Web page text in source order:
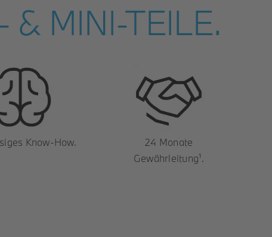
& MINI-TEILE.
Know-How.
24 Monate
Gewährleitung¹.